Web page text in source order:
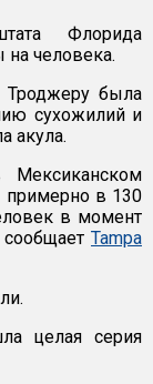
Флорида
человека.
Троджеру была
сухожилий и
акула.
примерно в 130
в момент
Tampa
целая серия